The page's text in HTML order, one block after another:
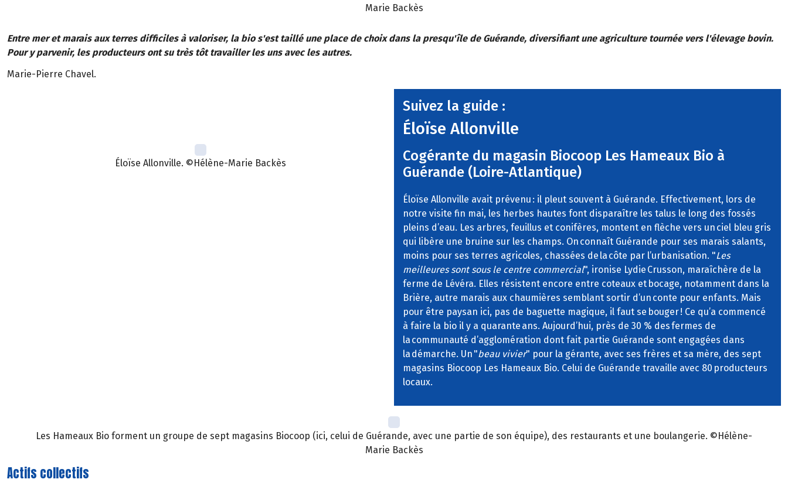
Marie Backès
Entre mer et marais aux terres difficiles à valoriser, la bio s'est taillé une place de choix dans la presqu'île de Guérande, diversifiant une agriculture tournée vers l'élevage bovin.
Pour y parvenir, les producteurs ont su très tôt travailler les uns avec les autres.
Marie-Pierre Chavel.
Éloïse Allonville. ©Hélène-Marie Backès
Suivez la guide :
Éloïse Allonville
Cogérante du magasin Biocoop Les Hameaux Bio à
Guérande (Loire-Atlantique)
Éloïse Allonville avait prévenu : il pleut souvent à Guérande. Effectivement, lors de
notre visite fin mai, les herbes hautes font disparaître les talus le long des fossés
pleins d’eau. Les arbres, feuillus et conifères, montent en flèche vers un ciel bleu gris
qui libère une bruine sur les champs. On connaît Guérande pour ses marais salants,
moins pour ses terres agricoles, chassées de la côte par l’urbanisation. "Les
meilleures sont sous le centre commercial", ironise Lydie Crusson, maraîchère de la
ferme de Lévéra. Elles résistent encore entre coteaux et bocage, notamment dans la
Brière, autre marais aux chaumières semblant sortir d’un conte pour enfants. Mais
pour être paysan ici, pas de baguette magique, il faut se bouger ! Ce qu’a commencé
à faire la bio il y a quarante ans. Aujourd’hui, près de 30 % des fermes de
la communauté d’agglomération dont fait partie Guérande sont engagées dans
la démarche. Un "beau vivier" pour la gérante, avec ses frères et sa mère, des sept
magasins Biocoop Les Hameaux Bio. Celui de Guérande travaille avec 80 producteurs
locaux.
Les Hameaux Bio forment un groupe de sept magasins Biocoop (ici, celui de Guérande, avec une partie de son équipe), des restaurants et une boulangerie. ©Hélène-
Marie Backès
Actifs collectifs